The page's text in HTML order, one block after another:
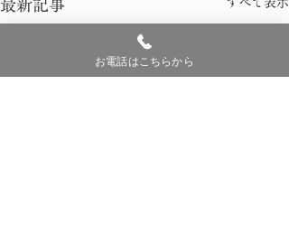
最新記事
お電話はこちらから